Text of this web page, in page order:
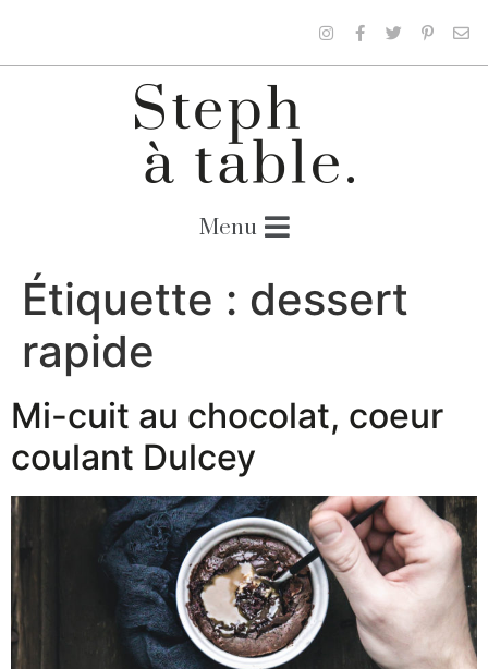
Étiquette : dessert
rapide
Mi-cuit au chocolat, coeur
coulant Dulcey